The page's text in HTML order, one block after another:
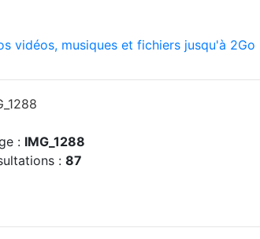
vidéos, musiques et fichiers jusqu'à 2Go
: IMG_1288
: 87